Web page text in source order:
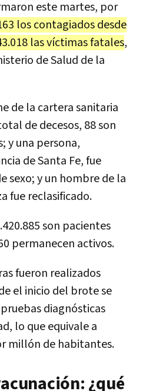
este martes, por
los contagiados desde
las víctimas fatales,
de Salud de la
de la cartera sanitaria
de decesos, 88 son
y una persona,
de Santa Fe, fue
sexo; y un hombre de la
fue reclasificado.
son pacientes
permanecen activos.
fueron realizados
el inicio del brote se
diagnósticas
lo que equivale a
millón de habitantes.
¿qué